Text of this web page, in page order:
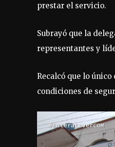
prestar el servicio.
Subrayó que la
representantes y
Recalcó que lo
condiciones de